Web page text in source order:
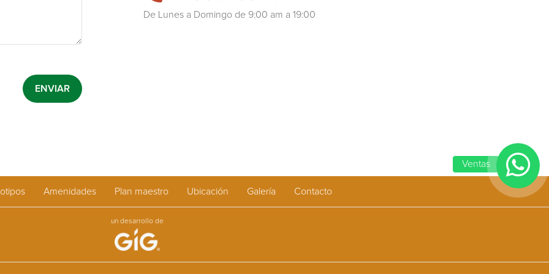
De Lunes a Domingo de 9:00 am a 19:00
Amenidades Plan maestro Ubicación Galería Contacto
un desarrollo de
Ventas